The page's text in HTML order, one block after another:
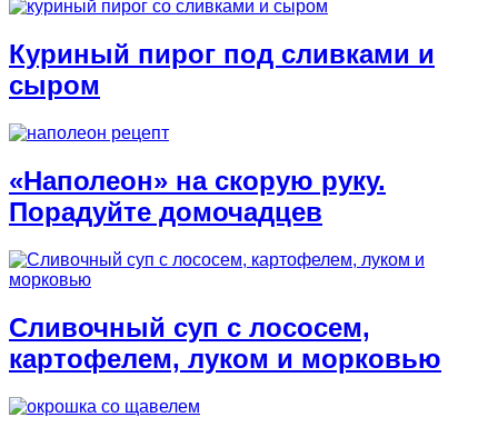
Куриный пирог под сливками и
сыром
«Наполеон» на скорую руку.
Порадуйте домочадцев
Сливочный суп с лососем,
картофелем, луком и морковью